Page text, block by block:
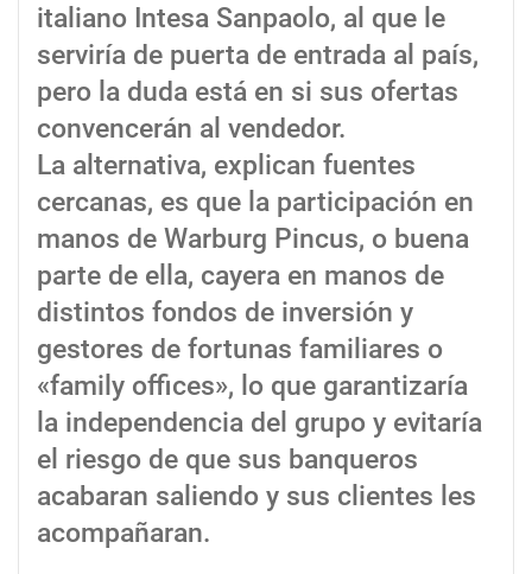
italiano Intesa Sanpaolo, al que le
serviría de puerta de entrada al país,
pero la duda está en si sus ofertas
convencerán al vendedor.
La alternativa, explican fuentes
cercanas, es que la participación en
manos de Warburg Pincus, o buena
parte de ella, cayera en manos de
distintos fondos de inversión y
gestores de fortunas familiares o
«family offices», lo que garantizaría
la independencia del grupo y evitaría
el riesgo de que sus banqueros
acabaran saliendo y sus clientes les
acompañaran.